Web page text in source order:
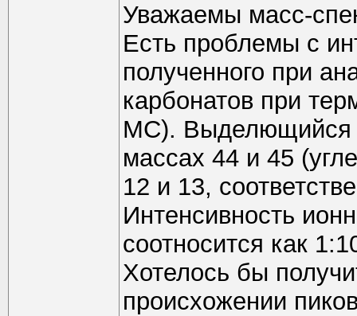
Уважаемы масс-
Есть проблемы с
полученного при
карбонатов при
МС). Выделющийся
массах 44 и 45
12 и 13,
Интенсивность
соотносится как
Хотелось бы
происхожении